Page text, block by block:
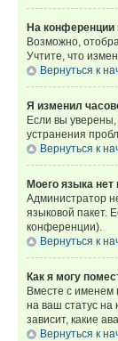
На конференции
Возможно,
Учтите, что
Вернуться к
Я изменил
Если вы уверены,
устранения
Вернуться к
Моего языка нет
Администратор
языковой пакет.
конференции).
Вернуться к
Как я могу
Вместе с именем
на ваш статус на
зависит, какие
Вернуться к